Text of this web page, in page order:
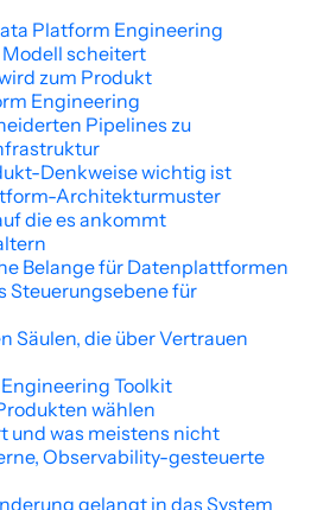
Platform Engineering
scheitert
zum Produkt
Engineering
Pipelines zu
Denkweise wichtig ist
Architekturmuster
die es ankommt
Belange für Datenplattformen
Steuerungsebene für
Säulen, die über Vertrauen
Toolkit
wählen
und was meistens nicht
Observability-gesteuerte
gelangt in das System